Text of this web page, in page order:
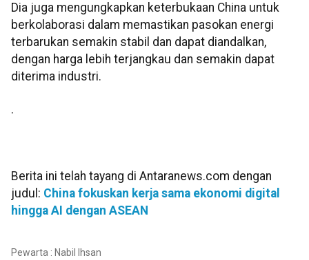
Dia juga mengungkapkan keterbukaan China untuk
berkolaborasi dalam memastikan pasokan energi
terbarukan semakin stabil dan dapat diandalkan,
dengan harga lebih terjangkau dan semakin dapat
diterima industri.
.
Berita ini telah tayang di Antaranews.com dengan
judul: China fokuskan kerja sama ekonomi digital
hingga AI dengan ASEAN
Pewarta : Nabil Ihsan